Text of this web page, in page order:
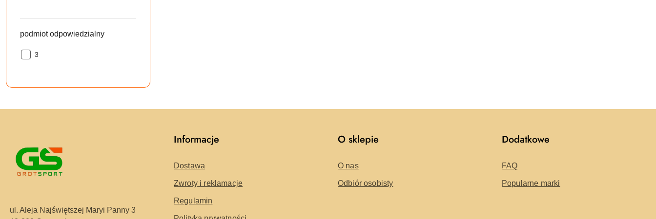
podmiot odpowiedzialny
podmiot
3
ul. Aleja Najświętszej Maryi Panny 3
Informacje
Dostawa
Zwroty i reklamacje
Regulamin
O sklepie
O nas
Odbiór osobisty
Dodatkowe
FAQ
Popularne marki